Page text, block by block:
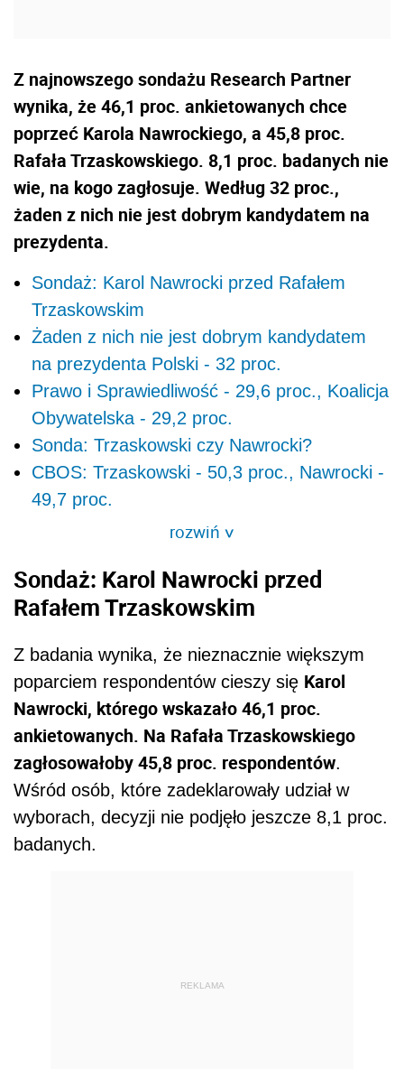
Z najnowszego sondażu Research Partner
wynika, że 46,1 proc. ankietowanych chce
poprzeć Karola Nawrockiego, a 45,8 proc.
Rafała Trzaskowskiego. 8,1 proc. badanych nie
wie, na kogo zagłosuje. Według 32 proc.,
żaden z nich nie jest dobrym kandydatem na
prezydenta.
Sondaż: Karol Nawrocki przed Rafałem
Trzaskowskim
Żaden z nich nie jest dobrym kandydatem
na prezydenta Polski - 32 proc.
Prawo i Sprawiedliwość - 29,6 proc., Koalicja
Obywatelska - 29,2 proc.
Sonda: Trzaskowski czy Nawrocki?
CBOS: Trzaskowski - 50,3 proc., Nawrocki -
49,7 proc.
rozwiń>
Sondaż: Karol Nawrocki przed
Rafałem Trzaskowskim
Z badania wynika, że nieznacznie większym
poparciem respondentów cieszy się Karol
Nawrocki, którego wskazało 46,1 proc.
ankietowanych. Na Rafała Trzaskowskiego
zagłosowałoby 45,8 proc. respondentów.
Wśród osób, które zadeklarowały udział w
wyborach, decyzji nie podjęło jeszcze 8,1 proc.
badanych.
REKLAMA